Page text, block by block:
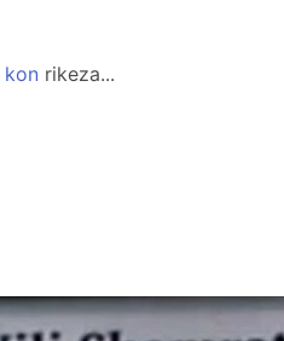
kon rikeza...